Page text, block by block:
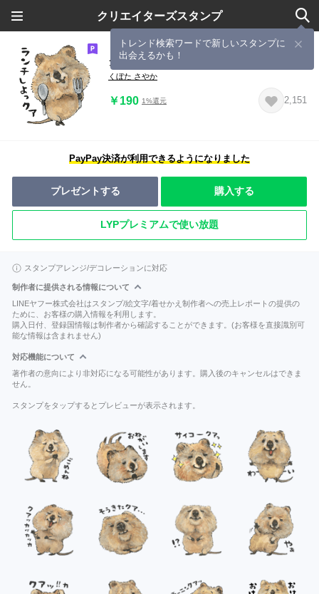
クリエイターズスタンプ
トレンド検索ワードで新しいスタンプに
出会えるかも！
クアッカマニア
くぼた さやか
￥190 1%還元 2,151
PayPay決済が利用できるようになりました
プレゼントする 購入する
LYPプレミアムで使い放題
スタンプアレンジ/デコレーションに対応
制作者に提供される情報について
LINEヤフー株式会社はスタンプ/絵文字/着せかえ制作者への売上レポートの提供の
ために、お客様の購入情報を利用します。
購入日付、登録国情報は制作者から確認することができます。(お客様を直接識別可
能な情報は含まれません)
対応機能について
著作者の意向により非対応になる可能性があります。購入後のキャンセルはできま
せん。
スタンプをタップするとプレビューが表示されます。